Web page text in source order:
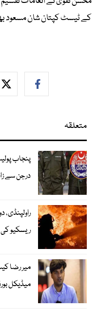
کے ٹیسٹ کپتان شان مسعود
متعلقہ
پنجاب
درجن سے
ریسکیو کی
میر رضا
میڈیکل